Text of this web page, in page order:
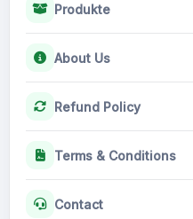
Produkte
About Us
Refund Policy
Terms & Conditions
Contact